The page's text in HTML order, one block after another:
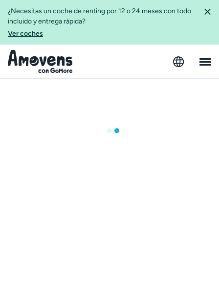
¿Necesitas un coche de renting por 12 o 24 meses con todo
incluido y entrega rápida?
Ver coches